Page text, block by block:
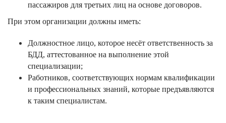
пассажиров для третьих лиц на основе договоров.
При этом организации должны иметь:
Должностное лицо, которое несёт ответственность за
БДД, аттестованное на выполнение этой
специализации;
Работников, соответствующих нормам квалификации
и профессиональных знаний, которые предъявляются
к таким специалистам.